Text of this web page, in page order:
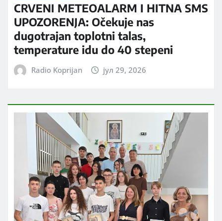
CRVENI METEOALARM I HITNA SMS
UPOZORENJA: Očekuje nas
dugotrajan toplotni talas,
temperature idu do 40 stepeni
Radio Koprijan јул 29, 2026